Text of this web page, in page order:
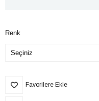
Renk
Favorilere Ekle